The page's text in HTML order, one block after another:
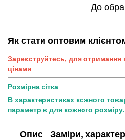
До
Як стати оптовим
Зареєструйтесь, для отримання
цінами
Розмірна сітка
В характеристиках кожного
параметрів для кожного розміру.
Опис Заміри,